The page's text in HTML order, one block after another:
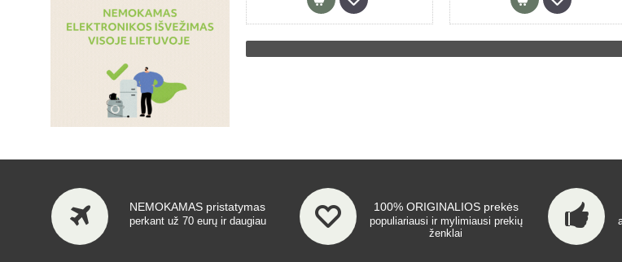
33 (2)
NEMOKAMAS pristatymas
perkant už 70 eurų ir daugiau
100% ORIGINALIOS prekės
populiariausi ir mylimiausi prekių
ženklai